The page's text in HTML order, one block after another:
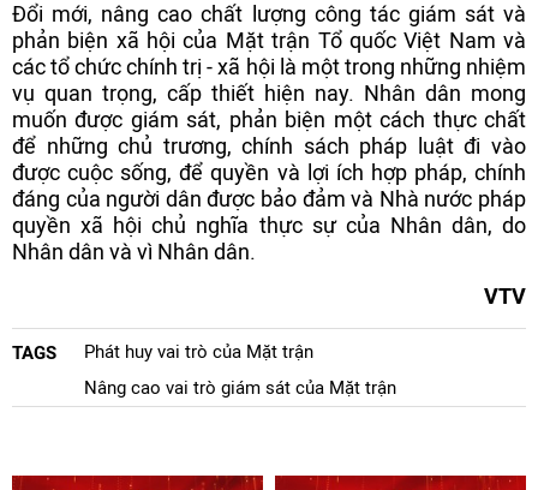
Đổi mới, nâng cao chất lượng công tác giám sát và
phản biện xã hội của Mặt trận Tổ quốc Việt Nam và
các tổ chức chính trị - xã hội là một trong những nhiệm
vụ quan trọng, cấp thiết hiện nay. Nhân dân mong
muốn được giám sát, phản biện một cách thực chất
để những chủ trương, chính sách pháp luật đi vào
được cuộc sống, để quyền và lợi ích hợp pháp, chính
đáng của người dân được bảo đảm và Nhà nước pháp
quyền xã hội chủ nghĩa thực sự của Nhân dân, do
Nhân dân và vì Nhân dân.
VTV
TAGS
Phát huy vai trò của Mặt trận
Nâng cao vai trò giám sát của Mặt trận